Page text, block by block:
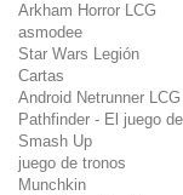
Arkham Horror LCG
asmodee
Star Wars Legión
Cartas
Android Netrunner LCG
Pathfinder - El juego
Smash Up
juego de tronos
Munchkin